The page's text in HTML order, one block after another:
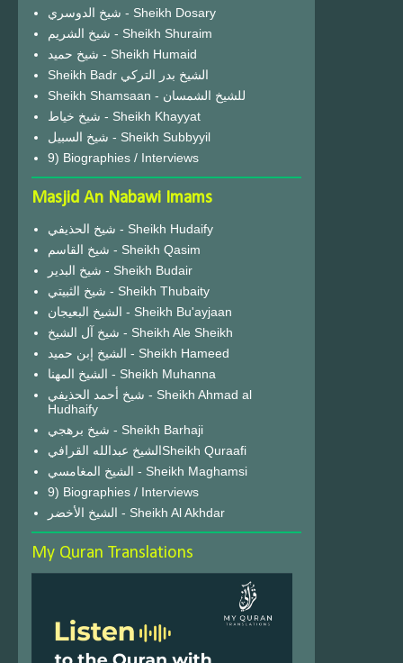
شيخ الدوسري - Sheikh Dosary
شيخ الشريم - Sheikh Shuraim
شيخ حميد - Sheikh Humaid
Sheikh Badr الشيخ بدر التركي
Sheikh Shamsaan - للشيخ الشمسان
شيخ خياط - Sheikh Khayyat
شيخ السبيل - Sheikh Subbyyil
9) Biographies / Interviews
Masjid An Nabawi Imams
شيخ الحذيفي - Sheikh Hudaify
شيخ القاسم - Sheikh Qasim
شيخ البدير - Sheikh Budair
شيخ الثبيتي - Sheikh Thubaity
الشيخ البعيجان - Sheikh Bu'ayjaan
شيخ آل الشيخ - Sheikh Ale Sheikh
الشيخ إبن حميد - Sheikh Hameed
الشيخ المهنا - Sheikh Muhanna
شيخ أحمد الحذيفي - Sheikh Ahmad al
Hudhaify
شيخ برهجي - Sheikh Barhaji
الشيخ عبدالله القرافيSheikh Quraafi
الشيخ المغامسي - Sheikh Maghamsi
9) Biographies / Interviews
الشيخ الأخضر - Sheikh Al Akhdar
My Quran Translations